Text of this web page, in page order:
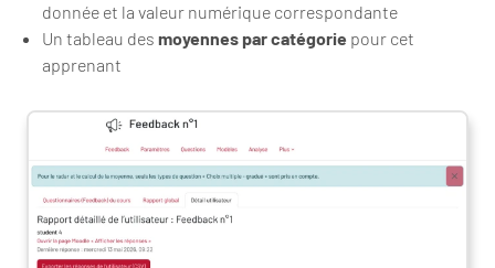
donnée et la valeur numérique correspondante
Un tableau des moyennes par catégorie pour cet
apprenant